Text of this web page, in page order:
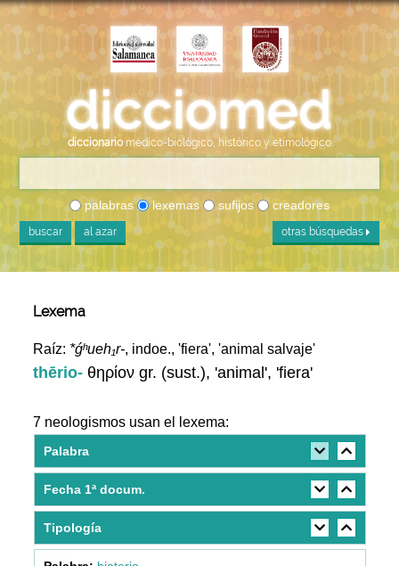
diccionario médico-biológico, histórico y etimológico
palabras lexemas sufijos creadores
buscar al azar otras búsquedas
Lexema
Raíz: *ǵʰueh₁r-, indoe., 'fiera', 'animal salvaje'
thērio- θηρίον gr. (sust.), 'animal', 'fiera'
7 neologismos usan el lexema:
Palabra
Fecha 1ª docum.
Tipología